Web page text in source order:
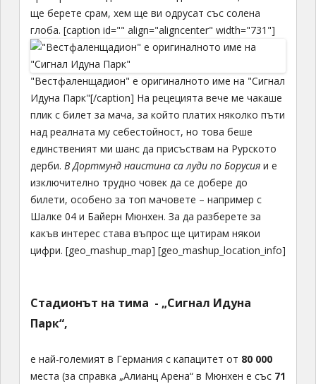
ще берете срам, хем ще ви одрусат със солена
глоба. [caption id="" align="aligncenter" width="731"]
"Вестфаленщадион" е оригиналното име на "Сигнал
Идуна Парк"[/caption] На рецецията вече ме чакаше
плик с билет за мача, за който платих няколко пъти
над реалната му себестойност, но това беше
единственият ми шанс да присъствам на Рурското
дерби. В Дортмунд наистина са луди по Борусияи е
изключително трудно човек да се добере до
билети, особено за топ мачовете – например с
Шалке 04 и Байерн Мюнхен. За да разберете за
какъв интерес става въпрос ще цитирам някои
цифри. [geo_mashup_map] [geo_mashup_location_info]
Стадионът на тима - „Сигнал Идуна
Парк“,
е най-големият в Германия с капацитет от 80 000
места (за справка „Алианц Арена“ в Мюнхен е със71